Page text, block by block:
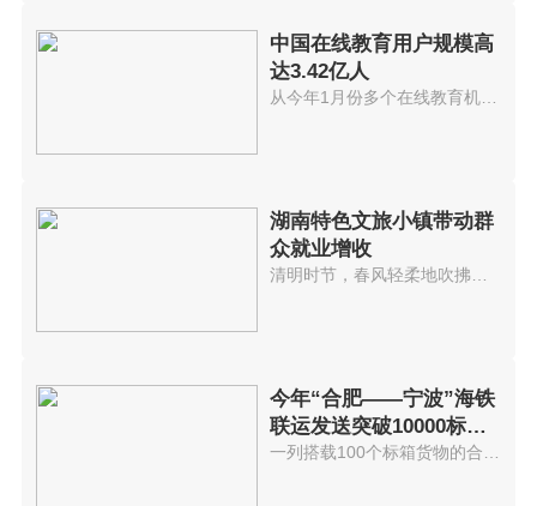
中国在线教育用户规模高
达3.42亿人
从今年1月份多个在线教育机构因...
湖南特色文旅小镇带动群
众就业增收
今年“合肥——宁波”海铁
联运发送突破10000标准
箱 发送箱